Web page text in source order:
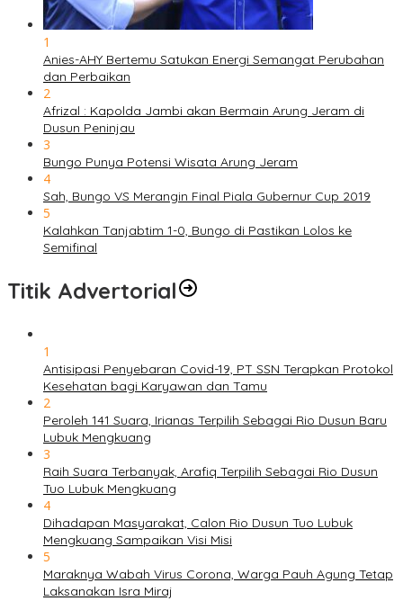
1
Anies-AHY Bertemu Satukan Energi Semangat Perubahan
dan Perbaikan
2
Afrizal : Kapolda Jambi akan Bermain Arung Jeram di
Dusun Peninjau
3
Bungo Punya Potensi Wisata Arung Jeram
4
Sah, Bungo VS Merangin Final Piala Gubernur Cup 2019
5
Kalahkan Tanjabtim 1-0, Bungo di Pastikan Lolos ke
Semifinal
Titik Advertorial
1
Antisipasi Penyebaran Covid-19, PT SSN Terapkan Protokol
Kesehatan bagi Karyawan dan Tamu
2
Peroleh 141 Suara, Irianas Terpilih Sebagai Rio Dusun Baru
Lubuk Mengkuang
3
Raih Suara Terbanyak, Arafiq Terpilih Sebagai Rio Dusun
Tuo Lubuk Mengkuang
4
Dihadapan Masyarakat, Calon Rio Dusun Tuo Lubuk
Mengkuang Sampaikan Visi Misi
5
Maraknya Wabah Virus Corona, Warga Pauh Agung Tetap
Laksanakan Isra Miraj